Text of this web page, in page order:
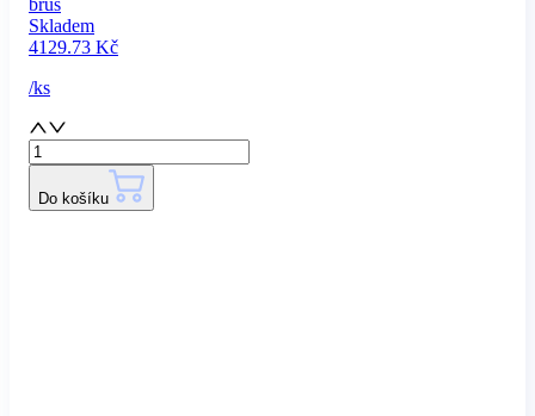
Skladem
4129.73 Kč
/ks
Do košíku